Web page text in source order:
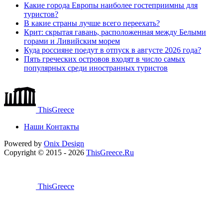
Какие города Европы наиболее гостеприимны для
туристов?
В какие страны лучше всего переехать?
Крит: скрытая гавань, расположенная между Белыми
горами и Ливийским морем
Куда россияне поедут в отпуск в августе 2026 года?
Пять греческих островов входят в число самых
популярных среди иностранных туристов
ThisGreece
Наши Контакты
Powered by Onix Design
Copyright © 2015 - 2026 ThisGreece.Ru
ThisGreece